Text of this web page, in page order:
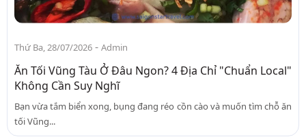
Thứ Ba, 28/07/2026 - Admin
Ăn Tối Vũng Tàu Ở Đâu Ngon? 4 Địa Chỉ "Chuẩn Local"
Không Cần Suy Nghĩ
Bạn vừa tắm biển xong, bụng đang réo cồn cào và muốn tìm chỗ ăn
tối Vũng...